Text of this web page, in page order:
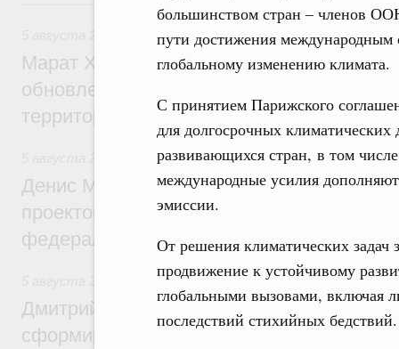
большинством стран – членов
пути достижения
глобальному изменению климата.
С принятием Парижского
для долгосрочных
развивающихся стран, в том
международные усилия
эмиссии.
От решения климатических задач
продвижение к устойчивому
глобальными вызовами, включая
последствий стихийных бедствий.
Жилищно-коммунальное хозяйство
Марат Хуснуллин: Более 4,3 тыс.
обновлено в России при участии Фонда
территорий
Инструменты развития территорий.
Денис Мантуров провёл совещание по
проектов института кураторства в
федеральном округе
Молодёжная политика
Дмитрий Чернышенко: Всемирный
сформировал целое сообщество людей,